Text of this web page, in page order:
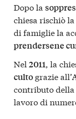
Dopo la
chiesa rischiò
di famiglie la
prendersene
Nel 2011, la
culto grazie all’
contributo della
lavoro di